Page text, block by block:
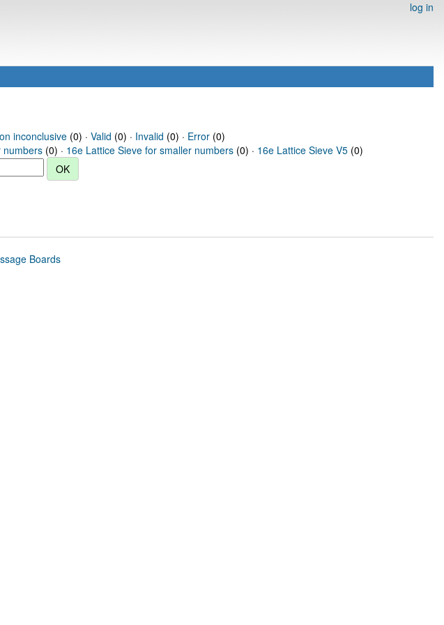
log in
inconclusive(0) · Valid (0) · Invalid (0) · Error(0)
numbers (0) · 16e Lattice Sieve for smaller numbers (0) · 16e Lattice Sieve V5 (0)
Boards